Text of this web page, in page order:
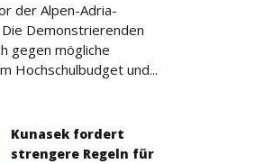
der Alpen-Adria-
Demonstrierenden
gegen mögliche
Hochschulbudget und...
Kunasek fordert
strengere Regeln für